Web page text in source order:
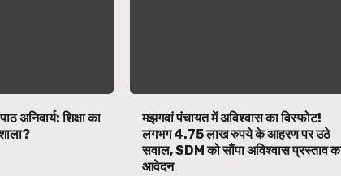
अनिवार्य: शिक्षा का
मझगवां पंचायत में अविश्वास का विस्फोट!
लगभग 4.75 लाख रुपये के आहरण पर उठे
सवाल, SDM को सौंपा अविश्वास प्रस्ताव
आवेदन